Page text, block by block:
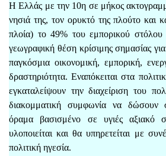
Η Ελλάς με την 10η σε μήκος
νησιά της, τον ορυκτό της πλούτο και
πλοία) το 49% του εμπορικού στόλου
γεωγραφική θέση κρίσιμης σημασίας
παγκόσμια οικονομική, εμπορική,
δραστηριότητα. Εναπόκειται στα
εγκαταλείψουν την διαχείριση του
διακομματική συμφωνία να δώσουν
όραμα βασισμένο σε υγιές αξιακό
υλοποιείται και θα υπηρετείται με
πολιτική ηγεσία.